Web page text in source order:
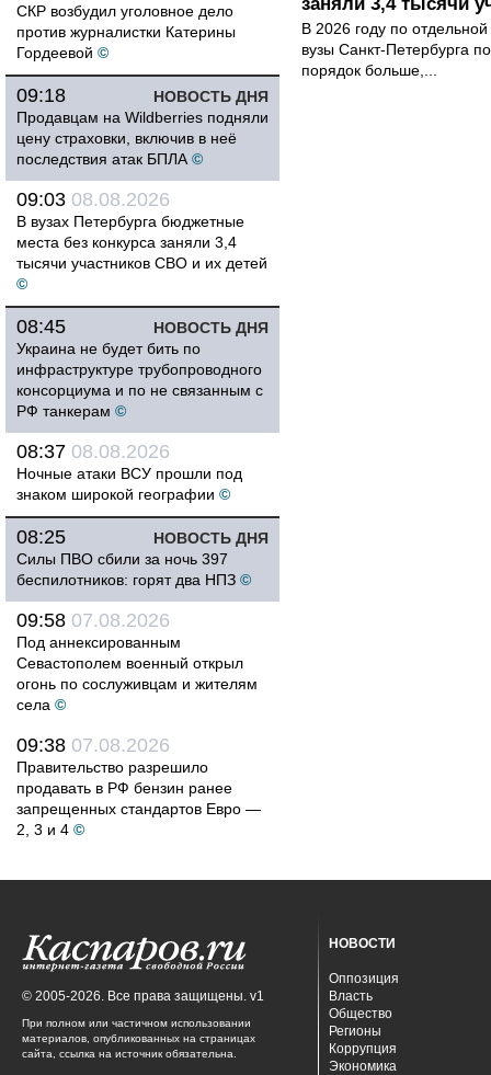
СКР возбудил уголовное дело
против журналистки Катерины
Гордеевой ©
НОВОСТЬ ДНЯ
09:18
Продавцам на Wildberries подняли
цену страховки, включив в неё
последствия атак БПЛА ©
09:03 08.08.2026
В вузах Петербурга бюджетные
места без конкурса заняли 3,4
тысячи участников СВО и их детей
©
НОВОСТЬ ДНЯ
08:45
Украина не будет бить по
инфраструктуре трубопроводного
консорциума и по не связанным с
РФ танкерам ©
08:37 08.08.2026
Ночные атаки ВСУ прошли под
знаком широкой географии ©
НОВОСТЬ ДНЯ
08:25
Силы ПВО сбили за ночь 397
беспилотников: горят два НПЗ ©
09:58 07.08.2026
Под аннексированным
Севастополем военный открыл
огонь по сослуживцам и жителям
села ©
09:38 07.08.2026
Правительство разрешило
продавать в РФ бензин ранее
запрещенных стандартов Евро —
2, 3 и 4 ©
В 2026 году по
вузы Санкт-Петербурга
порядок больше,...
© 2005-2026. Все права защищены. v1
При полном или частичном использовании
материалов, опубликованных на страницах
сайта, ссылка на источник обязательна.
НОВОСТИ
Оппозиция
Власть
Общество
Регионы
Коррупция
Экономика